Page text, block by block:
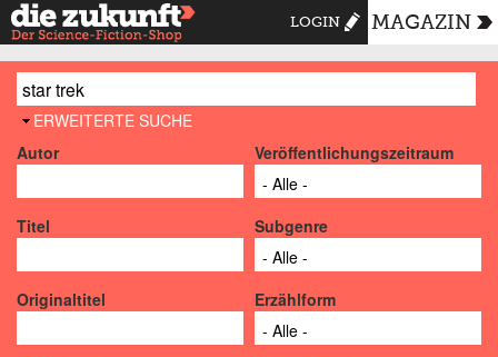
LOGIN MAGAZIN
AUSBLENDEN
ERWEITERTE SUCHE
Autor
Veröffentlichungszeitraum
Titel Subgenre
Originaltitel Erzählform